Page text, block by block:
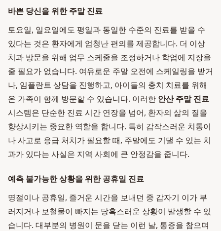
바쁜 당신을 위한 주말 진료
토요일, 일요일에도 평일과 동일한 수준의 진료를 받을 수
있다는 것은 환자에게 엄청난 편의를 제공합니다. 더 이상
치과 방문을 위해 업무 스케줄을 조정하거나 학업에 지장을
줄 필요가 없습니다. 여유로운 주말 오전에 스케일링을 받거
나, 임플란트 상담을 진행하고, 아이들의 충치 치료를 위해
온 가족이 함께 방문할 수 있습니다. 이러한 안산 주말 진료
시스템은 단순한 진료 시간 연장을 넘어, 환자의 삶의 질을
향상시키는 중요한 역할을 합니다. 특히 갑작스러운 치통이
나 사고로 응급 처치가 필요할 때, 주말에도 기댈 수 있는 치
과가 있다는 사실은 지역 사회에 큰 안정감을 줍니다.
예측 불가능한 상황을 위한 공휴일 진료
명절이나 공휴일, 즐거운 시간을 보내던 중 갑자기 이가 부
러지거나 보철물이 빠지는 당혹스러운 상황이 발생할 수 있
습니다. 대부분의 병원이 문을 닫는 이런 날, 통증을 참으며